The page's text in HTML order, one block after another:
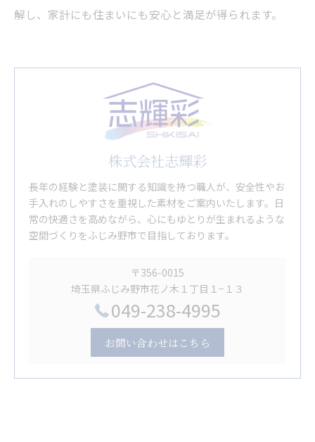
解し、家計にも住まいにも安心と満足が得られます。
株式会社志輝彩
長年の経験と塗装に関する知識を持つ職人が、安全性やお
手入れのしやすさを重視した素材をご案内いたします。日
常の快適さを高めながら、心にもゆとりが生まれるような
空間づくりをふじみ野市で目指しております。
〒356-0015
埼玉県ふじみ野市花ノ木１丁目１−１３
049-238-4995
お問い合わせはこちら